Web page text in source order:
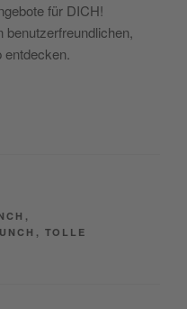
für DICH!
benutzerfreundlichen,
entdecken.
,
, TOLLE